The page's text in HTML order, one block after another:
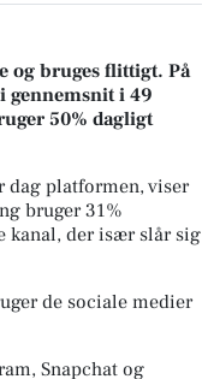
og bruges flittigt. På
gennemsnit i 49
50% dagligt
dag platformen, viser
bruger 31%
kanal, der især slår sig
de sociale medier
Snapchat og